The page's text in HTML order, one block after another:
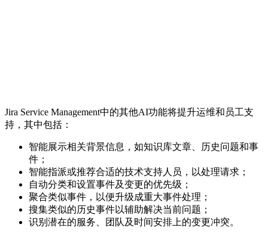
Jira Service Management中的其他AI功能将提升运维和员工支
持，其中包括：
智能展示相关背景信息，如知识库文章、历史问题和事
件；
智能指派或推荐合适的技术支持人员，以处理请求；
自动分类和设置事件及变更的优先级；
聚合类似事件，以便升级成重大事件处理；
搜集类似的历史事件以辅助解决当前问题；
识别潜在的服务、团队及时间安排上的变更冲突。